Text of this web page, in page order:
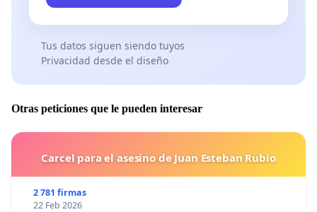
Tus datos siguen siendo tuyos
Privacidad desde el diseño
Otras peticiones que le pueden interesar
Carcel para el asesino de Juan Esteban Rubio
2 781 firmas
22 Feb 2026